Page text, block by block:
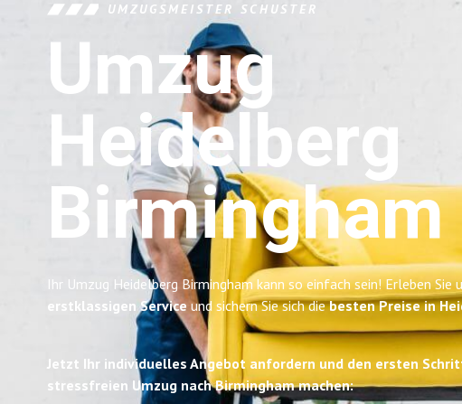
UMZUGSMEISTER SCHUSTER
Umzug
Heidelberg
Birmingham
Ihr Umzug Heidelberg Birmingham kann so einfach sein! Erleben Sie
erstklassigen Service und sichern Sie sich diebesten Preise in
Jetzt Ihr individuelles Angebot anfordern und den ersten
stressfreien Umzug nach Birmingham machen: